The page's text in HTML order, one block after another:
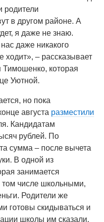
родители
в другом районе. А
я даже не знаю.
даже никакого
ходит», – рассказывает
Тимошенко, которая
Уютной.
но пока
августа разместили
Кандидатам
рублей. По
сумма – после вычета
В одной из
занимается
числе школьными,
Родители же
готовы скидываться и
школы им сказали,